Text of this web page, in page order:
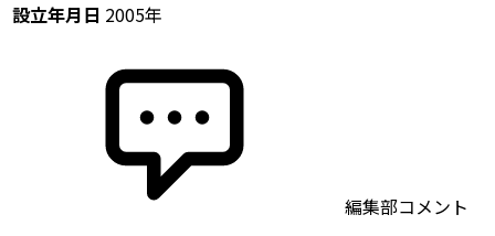
設立年月日 2005年
編集部コメント